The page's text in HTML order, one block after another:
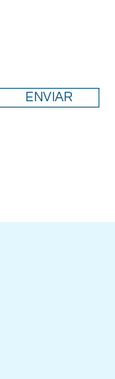
ENVIAR